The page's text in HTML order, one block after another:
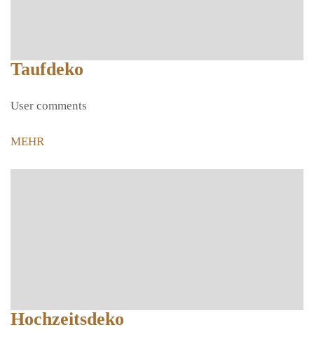
Taufdeko
User comments
MEHR
Hochzeitsdeko